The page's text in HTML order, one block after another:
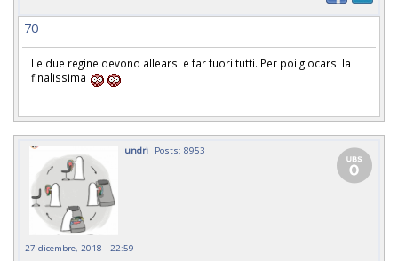
70
Le due regine devono allearsi e far fuori tutti. Per poi giocarsi la
finalissima
undri Posts: 8953
27 dicembre, 2018 - 22:59